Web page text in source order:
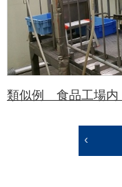
類似例 食品工場